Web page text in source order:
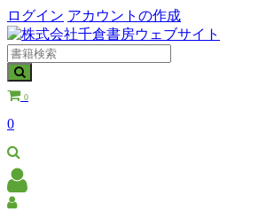
ログイン アカウントの作成
0
0